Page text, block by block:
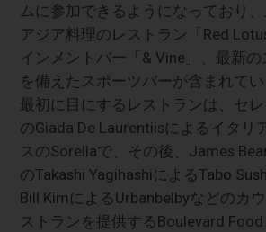
ムに参加できるようになっており、
アジア料理のレストラン「Red
インメントバー「& Vine」、最新
を備えたスポーツバーが含まれて
最初に目にするレストランは、セ
のGiada De Laurentiisによるイタリ
スのSorellaで、その後、James
のTakashi YagihashiによるTabo
Bill KimによるUrbanbelbyなどのカ
ストランを提供するBoulevard Food